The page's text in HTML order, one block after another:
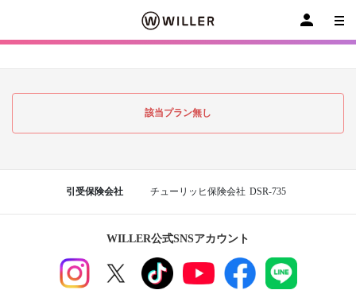
該当プラン無し
引受保険会社 チューリッヒ保険会社 DSR-735
WILLER公式SNSアカウント